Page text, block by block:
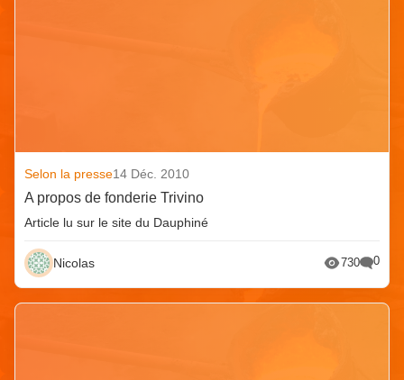
Selon la presse14 Déc. 2010
A propos de fonderie Trivino
Article lu sur le site du Dauphiné
Nicolas 730 0